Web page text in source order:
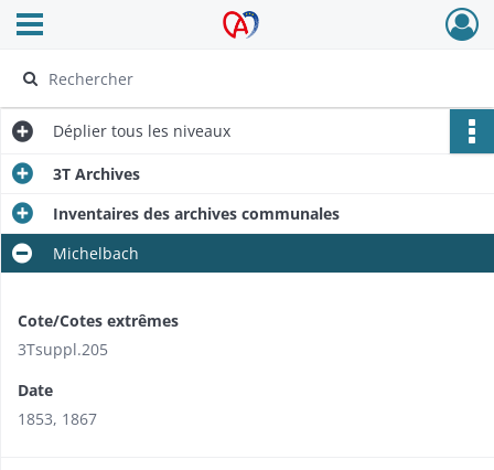
Archives Alsace - Colmar
Ouvrir le menu déroulant
Déplier tous les niveaux
3T Archives
Inventaires des archives communales
Michelbach
Cote/Cotes extrêmes
3Tsuppl.205
Date
1853, 1867